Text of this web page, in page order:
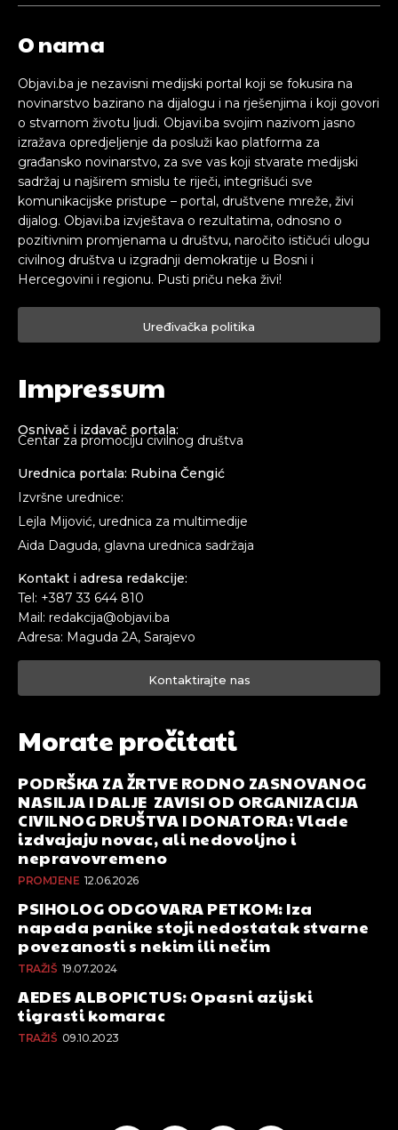
O nama
Objavi.ba je nezavisni medijski portal koji se fokusira na
novinarstvo bazirano na dijalogu i na rješenjima i koji govori
o stvarnom životu ljudi. Objavi.ba svojim nazivom jasno
izražava opredjeljenje da posluži kao platforma za
građansko novinarstvo, za sve vas koji stvarate medijski
sadržaj u najširem smislu te riječi, integrišući sve
komunikacijske pristupe – portal, društvene mreže, živi
dijalog. Objavi.ba izvještava o rezultatima, odnosno o
pozitivnim promjenama u društvu, naročito ističući ulogu
civilnog društva u izgradnji demokratije u Bosni i
Hercegovini i regionu. Pusti priču neka živi!
Uređivačka politika
Impressum
Osnivač i izdavač portala:
Centar za promociju civilnog društva
Urednica portala: Rubina Čengić
Izvršne urednice:
Lejla Mijović, urednica za multimedije
Aida Daguda, glavna urednica sadržaja
Kontakt i adresa redakcije:
Tel: +387 33 644 810
Mail: redakcija@objavi.ba
Adresa: Maguda 2A, Sarajevo
Kontaktirajte nas
Morate pročitati
PODRŠKA ZA ŽRTVE RODNO ZASNOVANOG
NASILJA I DALJE ZAVISI OD ORGANIZACIJA
CIVILNOG DRUŠTVA I DONATORA: Vlade
izdvajaju novac, ali nedovoljno i
nepravovremeno
PROMJENE 12.06.2026
PSIHOLOG ODGOVARA PETKOM: Iza
napada panike stoji nedostatak stvarne
povezanosti s nekim ili nečim
TRAŽIŠ 19.07.2024
AEDES ALBOPICTUS: Opasni azijski
tigrasti komarac
TRAŽIŠ 09.10.2023